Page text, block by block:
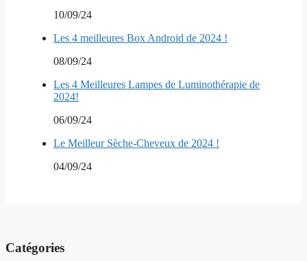
10/09/24
Les 4 meilleures Box Android de 2024 !
08/09/24
Les 4 Meilleures Lampes de Luminothérapie de
2024!
06/09/24
Le Meilleur Sèche-Cheveux de 2024 !
04/09/24
Catégories